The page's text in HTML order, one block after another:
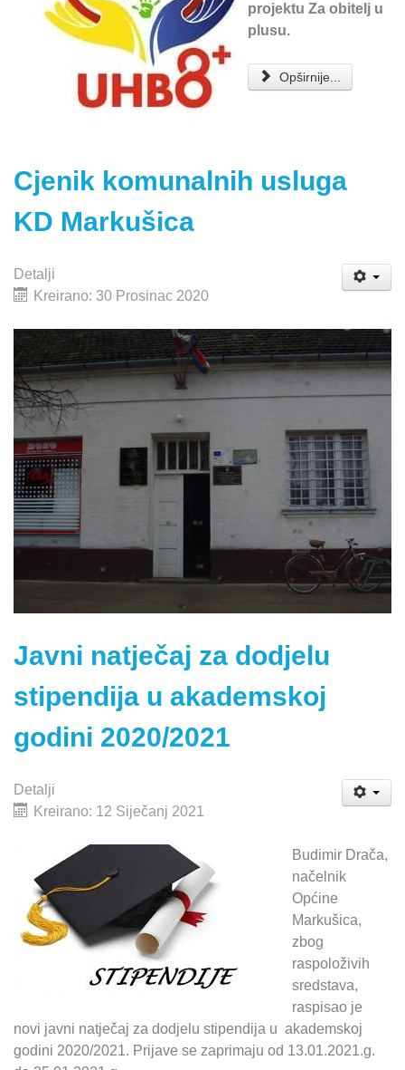
projektu Za obitelj u
plusu.
Opširnije...
Cjenik komunalnih usluga
KD Markušica
Detalji
Kreirano: 30 Prosinac 2020
Javni natječaj za dodjelu
stipendija u akademskoj
godini 2020/2021
Detalji
Kreirano: 12 Siječanj 2021
Budimir Drača,
načelnik
Općine
Markušica,
zbog
raspoloživih
sredstava,
raspisao je
novi javni natječaj za dodjelu stipendija u akademskoj
godini 2020/2021. Prijave se zaprimaju od 13.01.2021.g.